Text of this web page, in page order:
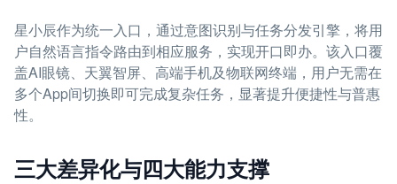
星小辰作为统一入口，通过意图识别与任务分发引擎，将用
户自然语言指令路由到相应服务，实现开口即办。该入口覆
盖AI眼镜、天翼智屏、高端手机及物联网终端，用户无需在
多个App间切换即可完成复杂任务，显著提升便捷性与普惠
性。
三大差异化与四大能力支撑